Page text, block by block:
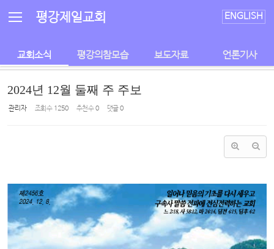
평강제일교회 ENGLISH
교회소식 평강의참모습 보도자료 언론기사
2024년 12월 둘째 주 주보
관리자 조회 수 1250 추천 수0 댓글0